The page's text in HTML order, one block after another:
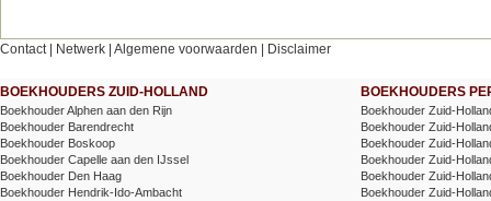
Contact| Netwerk Algemene voorwaarden Disclaimer
BOEKHOUDERS ZUID-HOLLAND
Boekhouder Alphen aan den Rijn
Boekhouder Barendrecht
Boekhouder Boskoop
Boekhouder Capelle aan den IJssel
Boekhouder Den Haag
Boekhouder Hendrik-Ido-Ambacht
BOEKHOUDERS
Boekhouder Zuid-
Boekhouder Zuid-
Boekhouder Zuid-
Boekhouder Zuid-
Boekhouder Zuid-
Boekhouder Zuid-